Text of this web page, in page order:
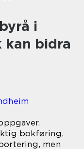
i
kan bidra
bokføring,
men